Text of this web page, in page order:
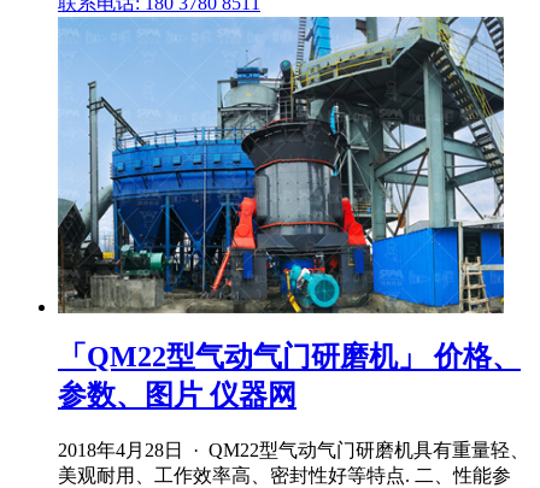
「QM22型气动气门研磨机」 价格、
参数、图片 仪器网
2018年4月28日 · QM22型气动气门研磨机具有重量轻、
美观耐用、工作效率高、密封性好等特点. 二、性能参